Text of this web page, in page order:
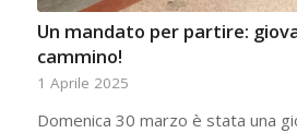
Un mandato per partire:
cammino!
1 Aprile 2025
Domenica 30 marzo è stata una